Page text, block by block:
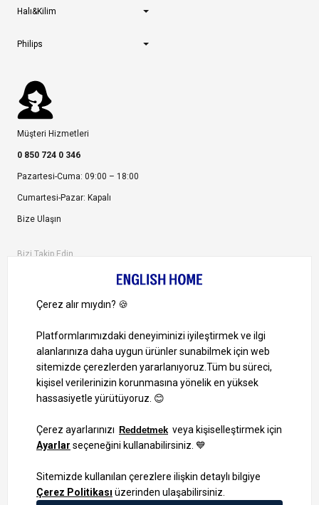
Halı&Kilim
Philips
Müşteri Hizmetleri
0 850 724 0 346
Pazartesi-Cuma: 09:00 – 18:00
Cumartesi-Pazar: Kapalı
Bize Ulaşın
Bizi Takip Edin
1000 TL ve Üzeri Alışverişlerinizde Kargo Bedava!
Bilgi Toplum Hizmetleri
KVKK Veri İşleme Politikamız
Site Haritası